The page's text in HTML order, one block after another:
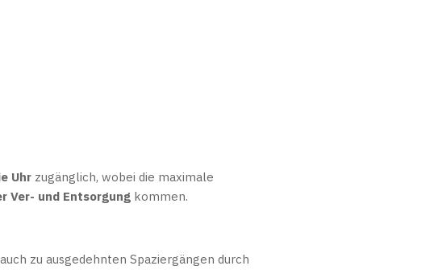
Uhr zugänglich, wobei die maximale
Ver- und Entsorgung kommen.
zu ausgedehnten Spaziergängen durch